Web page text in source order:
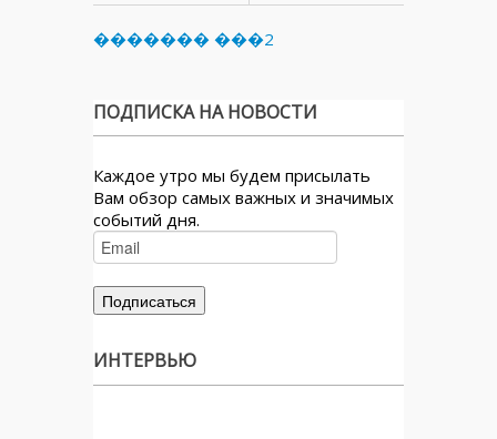
������� ���2
ПОДПИСКА НА НОВОСТИ
Каждое утро мы будем присылать
Вам обзор самых важных и значимых
событий дня.
ИНТЕРВЬЮ